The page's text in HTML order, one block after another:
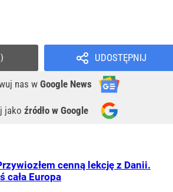
UDOSTĘPNIJ
nas w Google News
jako źródło w Google
cenną lekcję z Danii.
cała Europa